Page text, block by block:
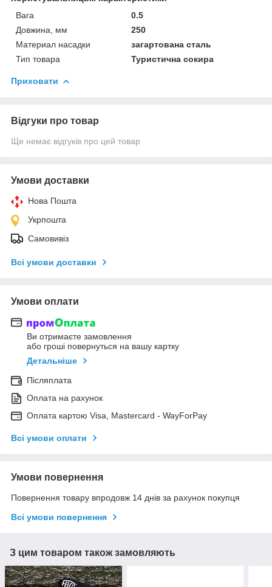
Вага
0.5
Довжина, мм
250
Материал насадки
загартована сталь
Тип товара
Туристична сокира
Приховати
Відгуки про товар
Ще немає відгуків про цей товар
Умови доставки
Нова Пошта
Укрпошта
Самовивіз
Всі умови доставки
Умови оплати
Ви отримаєте замовлення
або гроші повернуться на вашу картку
Детальніше
Післяплата
Оплата на рахунок
Оплата картою Visa, Mastercard - WayForPay
Всі умови оплати
Умови повернення
Повернення товару впродовж 14 днів за рахунок покупця
Всі умови повернення
З цим товаром також замовляють